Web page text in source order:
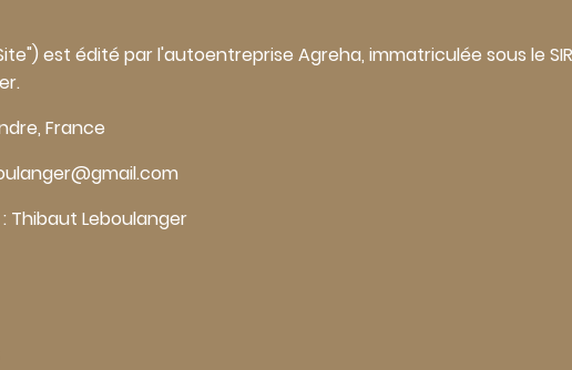
est édité par l'autoentreprise Agreha, immatriculée sous le
France
Thibaut Leboulanger